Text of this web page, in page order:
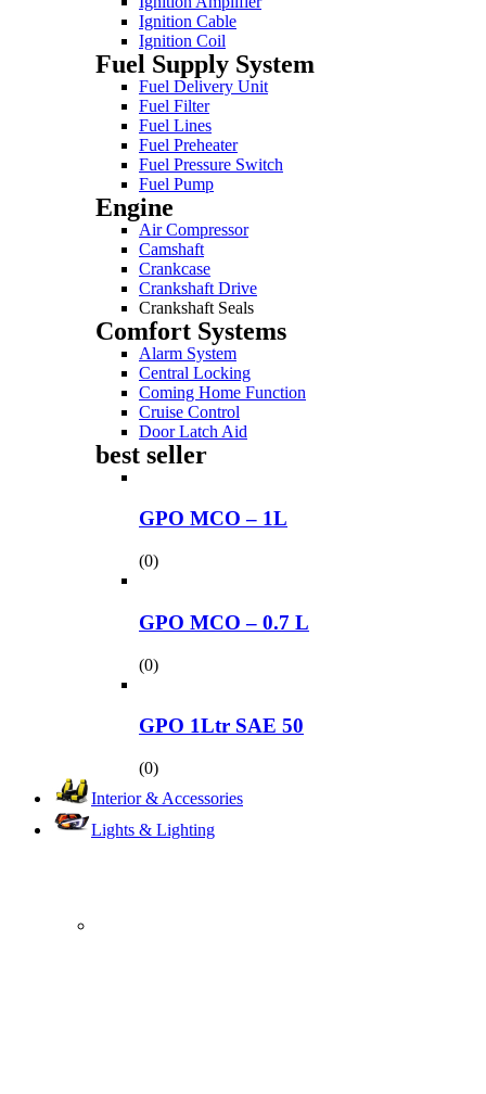
Ignition Cable
Ignition Coil
Fuel Supply System
Fuel Delivery Unit
Fuel Filter
Fuel Lines
Fuel Preheater
Fuel Pressure Switch
Fuel Pump
Engine
Air Compressor
Camshaft
Crankcase
Crankshaft Drive
Crankshaft Seals
Comfort Systems
Alarm System
Central Locking
Coming Home Function
Cruise Control
Door Latch Aid
best seller
GPO MCO – 1L
(0)
GPO MCO – 0.7 L
(0)
GPO 1Ltr SAE 50
(0)
Interior & Accessories
Lights & Lighting